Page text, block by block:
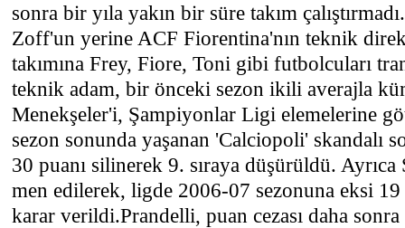
sonra bir yıla yakın bir süre takım
Zoff'un yerine ACF Fiorentina'nın teknik
takımına Frey, Fiore, Toni gibi futbolcuları
teknik adam, bir önceki sezon ikili averajla
Menekşeler'i, Şampiyonlar Ligi elemelerine
sezon sonunda yaşanan 'Calciopoli' skandalı
30 puanı silinerek 9. sıraya düşürüldü.
men edilerek, ligde 2006-07 sezonuna eksi 19
karar verildi.Prandelli, puan cezası daha